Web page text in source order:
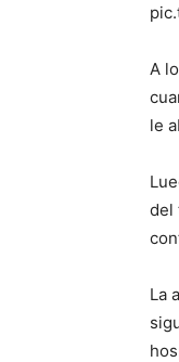
A
le
del
La